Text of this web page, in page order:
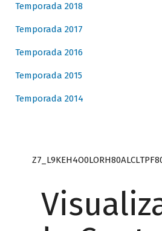
Temporada 2018
Temporada 2017
Temporada 2016
Temporada 2015
Temporada 2014